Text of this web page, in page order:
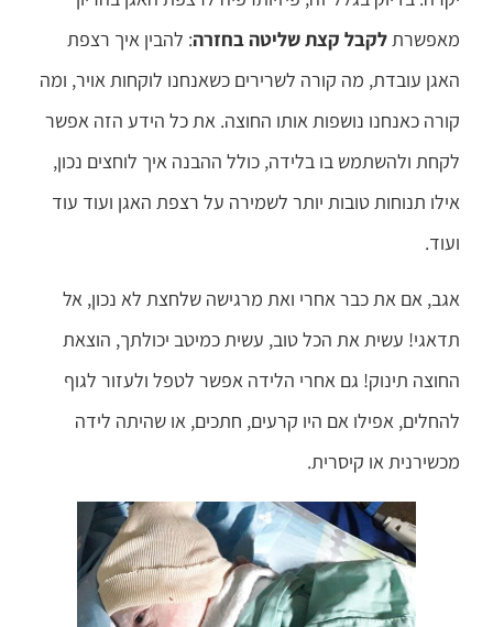
מאפשרתלקבל קצת שליטה בחזרה: להבין איך רצפת
האגן עובדת, מה קורה לשרירים כשאנחנו לוקחות אויר, ומה
קורה כאנחנו נושפות אותו החוצה. את כל הידע הזה אפשר
לקחת ולהשתמש בו בלידה, כולל ההבנה איך לוחצים נכון,
אילו תנוחות טובות יותר לשמירה על רצפת האגן ועוד עוד
ועוד.
אגב, אם את כבר אחרי ואת מרגישה שלחצת לא נכון, אל
תדאגי! עשית את הכל טוב, עשית כמיטב יכולתך, הוצאת
החוצה תינוק! גם אחרי הלידה אפשר לטפל ולעזור לגוף
להחלים, אפילו אם היו קרעים, חתכים, או שהיתה לידה
מכשירנית או קיסרית.